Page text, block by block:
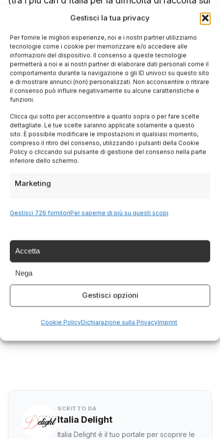
Gestisci la tua privacy
Per fornire le migliori esperienze, noi e i nostri partner utilizziamo
tecnologie come i cookie per memorizzare e/o accedere alle
informazioni del dispositivo. Il consenso a queste tecnologie
permetterà a noi e ai nostri partner di elaborare dati personali come il
comportamento durante la navigazione o gli ID univoci su questo sito
e di mostrare annunci (non) personalizzati. Non acconsentire o ritirare
il consenso può influire negativamente su alcune caratteristiche e
funzioni.
Clicca qui sotto per acconsentire a quanto sopra o per fare scelte
dettagliate. Le tue scelte saranno applicate solamente a questo
sito. È possibile modificare le impostazioni in qualsiasi momento,
compreso il ritiro del consenso, utilizzando i pulsanti della Cookie
Policy o cliccando sul pulsante di gestione del consenso nella parte
inferiore dello schermo.
Marketing
Gestisci 726 fornitoriPer saperne di più su questi scopi
Accetta
Nega
Gestisci opzioni
Cookie PolicyDichiarazione sulla PrivacyImprint
terrazzamenti). Olive taggiasche: 12-18 euro/kg.
Per un viaggio nella cucina ligure,cerca un volo
per Genova e prenota un hotelnel centro storico.
Leesperienze guidategastronomiche (food tour
dei caruggi, corso di pesto al mortaio) sono il
modo migliore per scoprire i sapori liguri. Con un’
auto a noleggioraggiungi Recco, le Cinque Terre
e l’entroterra.
Tags: cucina ligure , focaccia , Genova
Condividi questo articolo
Facebook
SCRITTO DA
Italia Delight
Italia Delight è il tuo portale per scoprire le